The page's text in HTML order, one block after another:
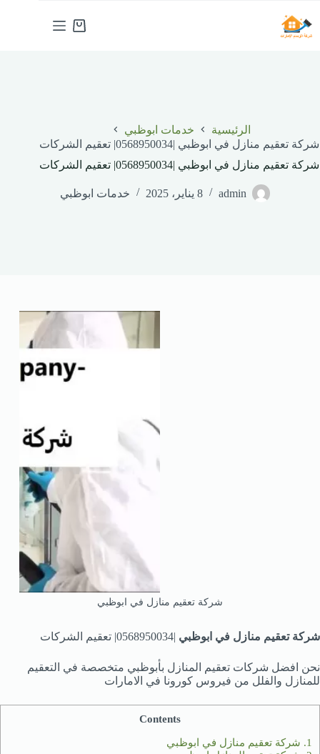
إلى
المحتوى
عربة
الرئيسية
خدمات ابوظبي
شركة تعقيم منازل في ابوظبي |0568950034| تعقيم الشركات
شركة تعقيم منازل في ابوظبي |0568950034| تعقيم الشركات
admin 8 يناير، 2025 خدمات ابوظبي
شركة تعقيم منازل في ابوظبي
شركة تعقيم منازل في ابوظبي |0568950034| تعقيم الشركات
نحن افضل شركات تعقيم المنازل بأبوظبي متخصصة في التعقيم
للمنازل والفلل من فيروس كورونا في الامارات
Contents
1. شركة تعقيم منازل في ابوظبي